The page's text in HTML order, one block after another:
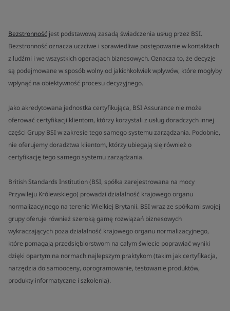
Bezstronność jest podstawową zasadą świadczenia usług przez BSI.
Bezstronność oznacza uczciwe i sprawiedliwe postępowanie w kontaktach
z ludźmi i we wszystkich operacjach biznesowych. Oznacza to, że decyzje
są podejmowane w sposób wolny od jakichkolwiek wpływów, które mogłyby
wpłynąć na obiektywność procesu decyzyjnego.
Jako akredytowana jednostka certyfikująca, BSI Assurance nie może
oferować certyfikacji klientom, którzy korzystali z usług doradczych innej
części Grupy BSI w zakresie tego samego systemu zarządzania. Podobnie,
nie oferujemy doradztwa klientom, którzy ubiegają się również o
certyfikację tego samego systemu zarządzania.
British Standards Institution (BSI, spółka zarejestrowana na mocy
Przywileju Królewskiego) prowadzi działalność krajowego organu
normalizacyjnego na terenie Wielkiej Brytanii. BSI wraz ze spółkami swojej
grupy oferuje również szeroką gamę rozwiązań biznesowych
wykraczających poza działalność krajowego organu normalizacyjnego,
które pomagają przedsiębiorstwom na całym świecie poprawiać wyniki
dzięki opartym na normach najlepszym praktykom (takim jak certyfikacja,
narzędzia do samooceny, oprogramowanie, testowanie produktów,
produkty informatyczne i szkolenia).